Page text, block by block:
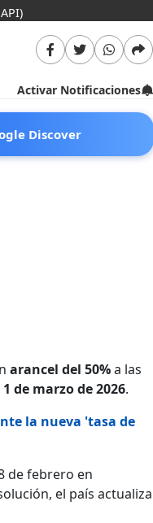
Activar Notificaciones
Discover
arancel del 50%a las
1 de marzo de 2026.
la nueva 'tasa de
de febrero en
el país actualiza